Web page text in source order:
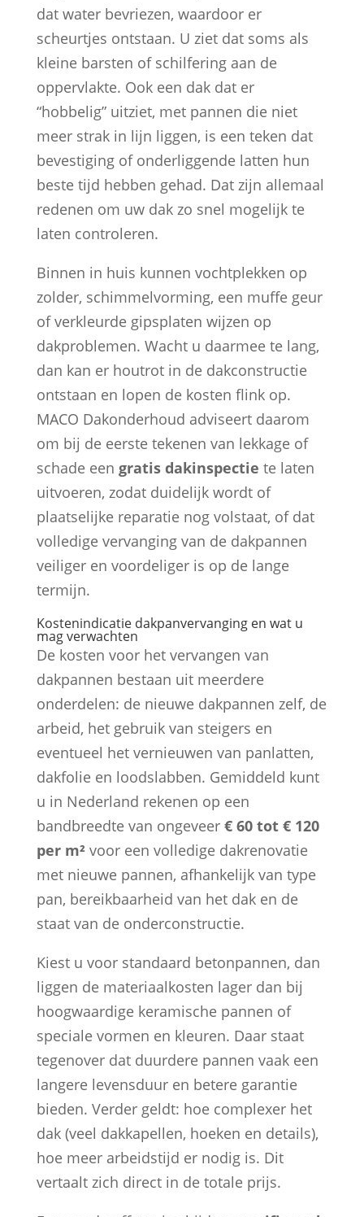
dat water bevriezen, waardoor er
scheurtjes ontstaan. U ziet dat soms als
kleine barsten of schilfering aan de
oppervlakte. Ook een dak dat er
“hobbelig” uitziet, met pannen die niet
meer strak in lijn liggen, is een teken dat
bevestiging of onderliggende latten hun
beste tijd hebben gehad. Dat zijn allemaal
redenen om uw dak zo snel mogelijk te
laten controleren.
Binnen in huis kunnen vochtplekken op
zolder, schimmelvorming, een muffe geur
of verkleurde gipsplaten wijzen op
dakproblemen. Wacht u daarmee te lang,
dan kan er houtrot in de dakconstructie
ontstaan en lopen de kosten flink op.
MACO Dakonderhoud adviseert daarom
om bij de eerste tekenen van lekkage of
schade een gratis dakinspectie te laten
uitvoeren, zodat duidelijk wordt of
plaatselijke reparatie nog volstaat, of dat
volledige vervanging van de dakpannen
veiliger en voordeliger is op de lange
termijn.
Kostenindicatie dakpanvervanging en wat u
mag verwachten
De kosten voor het vervangen van
dakpannen bestaan uit meerdere
onderdelen: de nieuwe dakpannen zelf, de
arbeid, het gebruik van steigers en
eventueel het vernieuwen van panlatten,
dakfolie en loodslabben. Gemiddeld kunt
u in Nederland rekenen op een
bandbreedte van ongeveer € 60 tot € 120
per m²voor een volledige dakrenovatie
met nieuwe pannen, afhankelijk van type
pan, bereikbaarheid van het dak en de
staat van de onderconstructie.
Kiest u voor standaard betonpannen, dan
liggen de materiaalkosten lager dan bij
hoogwaardige keramische pannen of
speciale vormen en kleuren. Daar staat
tegenover dat duurdere pannen vaak een
langere levensduur en betere garantie
bieden. Verder geldt: hoe complexer het
dak (veel dakkapellen, hoeken en details),
hoe meer arbeidstijd er nodig is. Dit
vertaalt zich direct in de totale prijs.